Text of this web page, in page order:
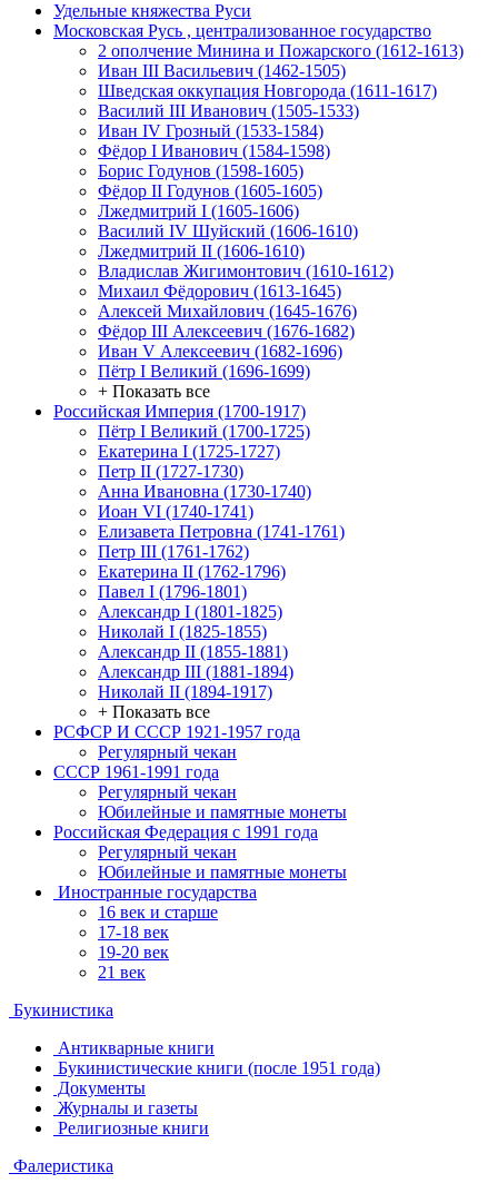
Удельные княжества Руси
Московская Русь , централизованное государство
2 ополчение Минина и Пожарского (1612-1613)
Иван III Васильевич (1462-1505)
Шведская оккупация Новгорода (1611-1617)
Василий III Иванович (1505-1533)
Иван IV Грозный (1533-1584)
Фёдор I Иванович (1584-1598)
Борис Годунов (1598-1605)
Фёдор II Годунов (1605-1605)
Лжедмитрий I (1605-1606)
Василий IV Шуйский (1606-1610)
Лжедмитрий II (1606-1610)
Владислав Жигимонтович (1610-1612)
Михаил Фёдорович (1613-1645)
Алексей Михайлович (1645-1676)
Фёдор III Алексеевич (1676-1682)
Иван V Алексеевич (1682-1696)
Пётр I Великий (1696-1699)
+ Показать все
Российская Империя (1700-1917)
Пётр I Великий (1700-1725)
Екатерина I (1725-1727)
Петр II (1727-1730)
Анна Ивановна (1730-1740)
Иоан VI (1740-1741)
Елизавета Петровна (1741-1761)
Петр III (1761-1762)
Екатерина II (1762-1796)
Павел I (1796-1801)
Александр I (1801-1825)
Николай I (1825-1855)
Александр II (1855-1881)
Александр III (1881-1894)
Николай II (1894-1917)
+ Показать все
РСФСР И СССР 1921-1957 года
Регулярный чекан
СССР 1961-1991 года
Регулярный чекан
Юбилейные и памятные монеты
Российская Федерация с 1991 года
Регулярный чекан
Юбилейные и памятные монеты
Иностранные государства
16 век и старше
17-18 век
19-20 век
21 век
Букинистика
Антикварные книги
Букинистические книги (после 1951 года)
Документы
Журналы и газеты
Религиозные книги
Фалеристика